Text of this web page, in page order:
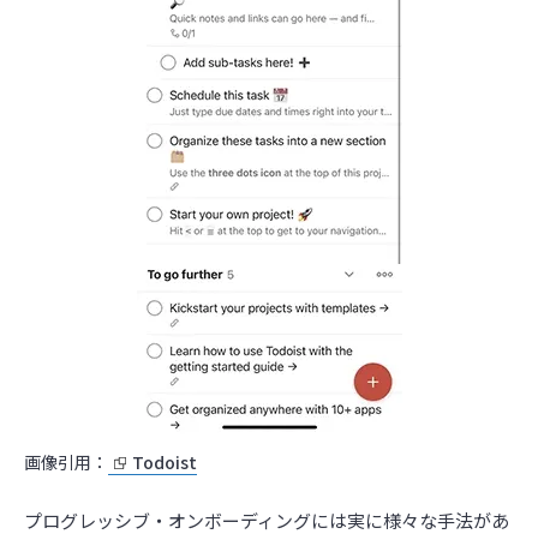
画像引用： Todoist
プログレッシブ・オンボーディングには実に様々な手法があ